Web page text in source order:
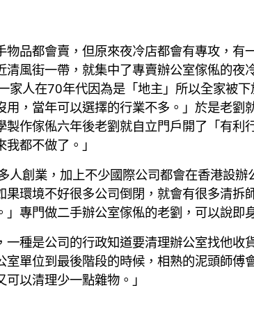
品都會賣，但原來夜冷店都會有專攻，有
風街一帶，就集中了專賣辦公室傢俬的
家人在70年代因為是「地主」所以全家被
用，當年可以選擇的行業不多。」於是老
作傢俬六年後老劉就自立門戶開了「有
都不做了。」
人創業，加上不少國際公司都會在香港設
果環境不好很多公司倒閉，就會有很多清
專門做二手辦公室傢俬的老劉，可以說即
一種是公司的行政知道要清理辦公室找他
室單位到最後階段的時候，相熟的泥頭師
以清理少一點雜物。」